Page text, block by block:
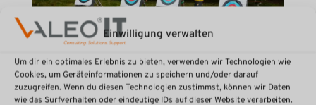
Einwilligung verwalten
Um dir ein optimales Erlebnis zu bieten, verwenden wir Technologien wie
Cookies, um Geräteinformationen zu speichern und/oder darauf
zuzugreifen. Wenn du diesen Technologien zustimmst, können wir Daten
wie das Surfverhalten oder eindeutige IDs auf dieser Website verarbeiten.